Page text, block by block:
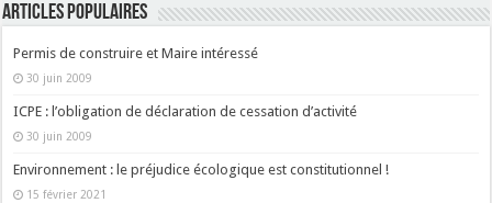
ARTICLES POPULAIRES
Permis de construire et Maire intéressé
30 juin 2009
ICPE : l’obligation de déclaration de cessation d’activité
30 juin 2009
Environnement : le préjudice écologique est constitutionnel !
15 février 2021